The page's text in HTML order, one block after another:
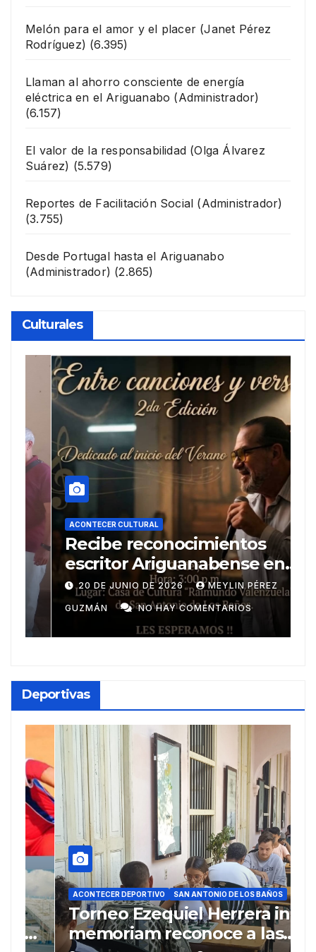
Melón para el amor y el placer (Janet Pérez
Rodríguez) (6.395)
Llaman al ahorro consciente de energía
eléctrica en el Ariguanabo (Administrador)
(6.157)
El valor de la responsabilidad (Olga Álvarez
Suárez) (5.579)
Reportes de Facilitación Social (Administrador)
(3.755)
Desde Portugal hasta el Ariguanabo
(Administrador) (2.865)
Culturales
ACONTECER CULTURAL
Recibe reconocimientos
escritor Ariguanabense en
Casas literarias
internacionales
20 DE JUNIO DE 2026 MEYLIN PÉREZ
GUZMÁN NO HAY COMENTARIOS
Deportivas
ACONTECER DEPORTIVO SAN ANTONIO DE LOS BAÑOS
Torneo Ezequiel Herrera in
memoriam reconoce a las